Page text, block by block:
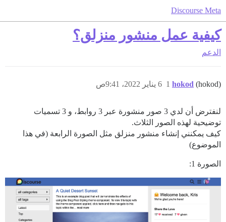
Discourse Meta
كيفية عمل منشور منزلق؟
الدعم
hokod (hokod) 6 يناير 2022، 9:41ص 1
لنفترض أن لدي 3 صور منشورة عبر 3 روابط، و 3 تسميات
توضيحية لهذه الصور الثلاث.
كيف يمكنني إنشاء منشور منزلق مثل الصورة الرابعة (في هذا
الموضوع)
الصورة 1: